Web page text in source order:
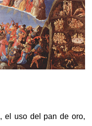
el uso del pan de oro,